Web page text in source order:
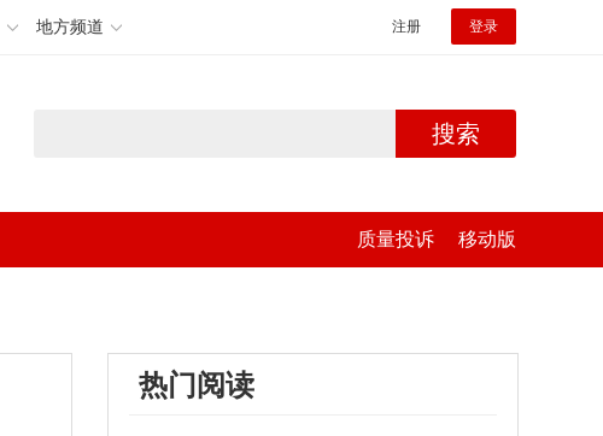
地方频道 注册 登录
搜索
质量投诉 移动版
热门阅读